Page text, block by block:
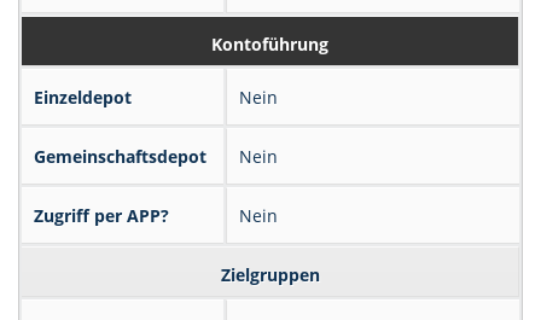
Kontoführung
Einzeldepot Nein
Gemeinschaftsdepot Nein
Zugriff per APP? Nein
Zielgruppen